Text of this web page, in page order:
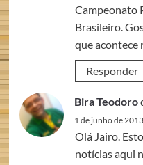
Campeonato
Brasileiro.
que acontece
Responder
Bira Teodoro
1 de junho de
Olá Jairo.
notícias aqui